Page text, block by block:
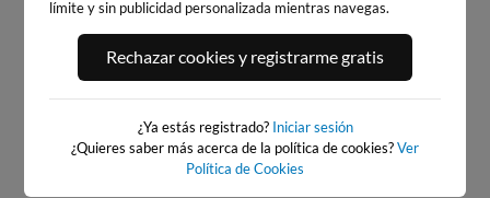
· Cariño
PLAYA DE SAN ROMAN
(AREA GRANDE)
0.4 m CHOPI
17km ·
límite y sin publicidad personalizada mientras navegas.
Rechazar cookies y registrarme gratis
¿Ya estás registrado? Iniciar sesión
¿Quieres saber más acerca de la política de cookies?Ver
Política de Cookies